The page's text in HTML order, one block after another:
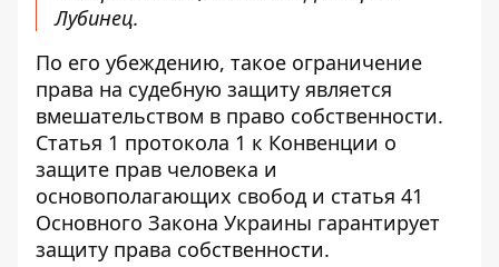
Лубинец.
По его убеждению, такое ограничение
права на судебную защиту является
вмешательством в право собственности.
Статья 1 протокола 1 к Конвенции о
защите прав человека и
основополагающих свобод и статья 41
Основного Закона Украины гарантирует
защиту права собственности.